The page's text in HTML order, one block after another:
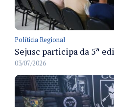
Políticia Regional
03/07/2026